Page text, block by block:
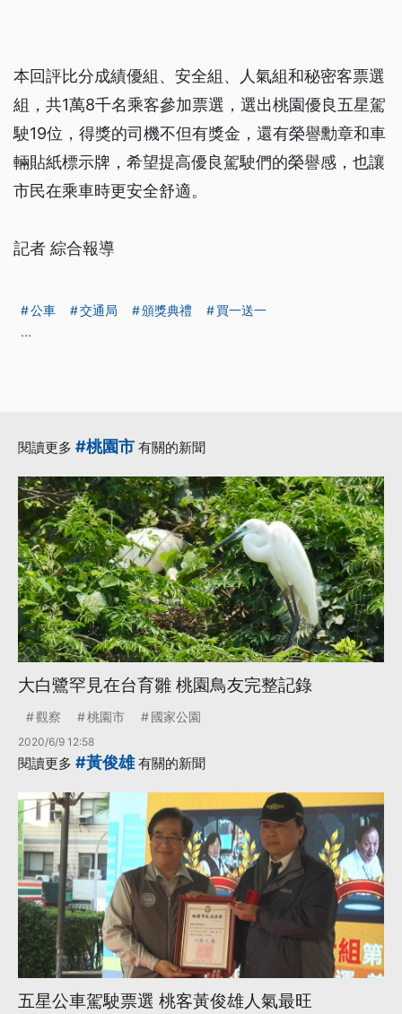
本回評比分成績優組、安全組、人氣組和秘密客票選
組，共1萬8千名乘客參加票選，選出桃園優良五星駕
駛19位，得獎的司機不但有獎金，還有榮譽勳章和車
輛貼紙標示牌，希望提高優良駕駛們的榮譽感，也讓
市民在乘車時更安全舒適。
記者 綜合報導
公車 交通局 頒獎典禮
買一送一
...
閱讀更多 #桃園市 有關的新聞
大白鷺罕見在台育雛 桃園鳥友完整記錄
觀察 桃園市 國家公園
2020/6/9 12:58
閱讀更多 #黃俊雄有關的新聞
五星公車駕駛票選 桃客黃俊雄人氣最旺